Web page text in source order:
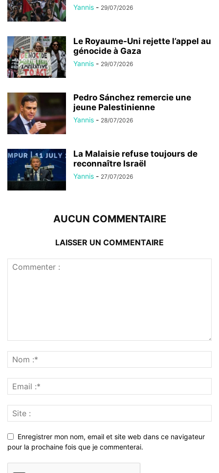
Yannis - 29/07/2026
Le Royaume-Uni rejette l’appel au
génocide à Gaza
Yannis - 29/07/2026
Pedro Sánchez remercie une
jeune Palestinienne
Yannis - 28/07/2026
La Malaisie refuse toujours de
reconnaître Israël
Yannis - 27/07/2026
AUCUN COMMENTAIRE
LAISSER UN COMMENTAIRE
Enregistrer mon nom, email et site web dans ce navigateur
pour la prochaine fois que je commenterai.